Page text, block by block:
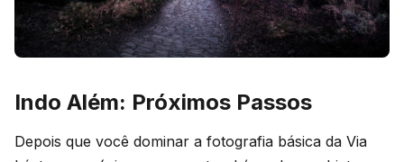
Indo Além: Próximos Passos
Depois que você dominar a fotografia básica da Via